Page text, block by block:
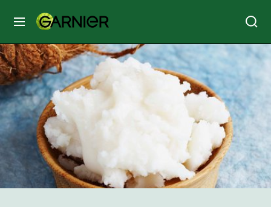
MENÚ
SKIN
CARE
HAIR
CARE
&
STYLING
HAIR
COLOR